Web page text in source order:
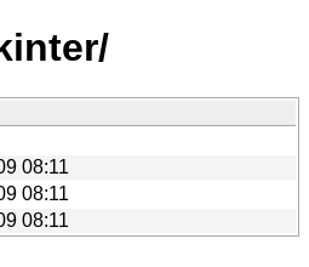
08:11
08:11
08:11